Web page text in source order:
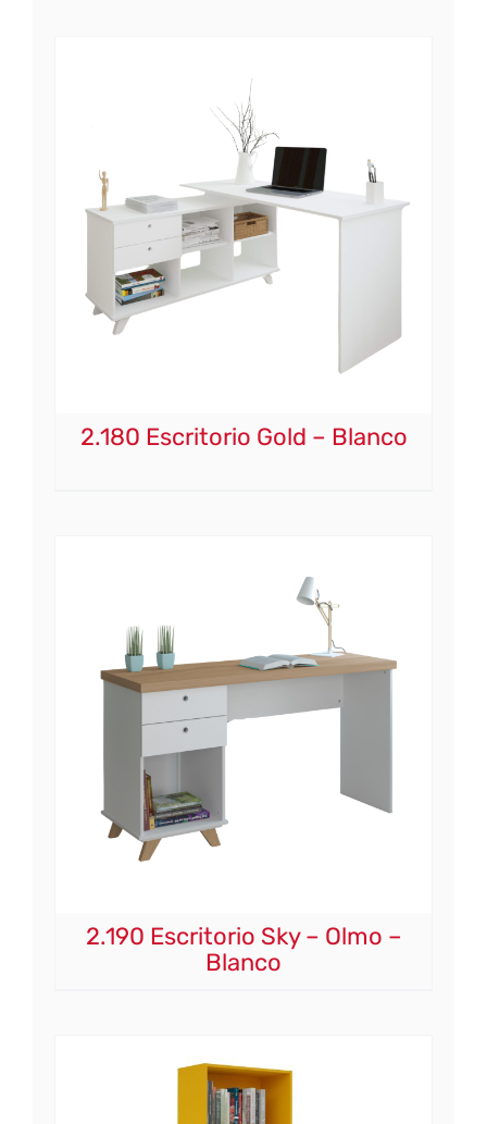
2.180 Escritorio Gold – Blanco
2.190 Escritorio Sky – Olmo –
Blanco